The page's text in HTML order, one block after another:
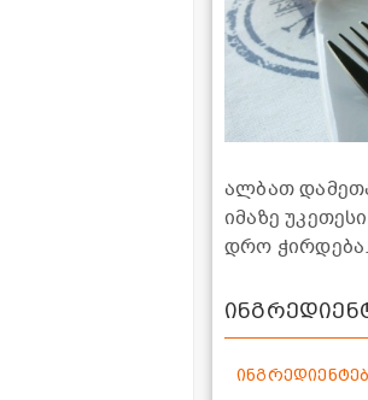
ალბათ
იმაზე
დრო ჭირდება.